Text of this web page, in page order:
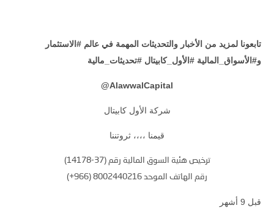
تابعونا لمزيد من الأخبار والتحديثات المهمة في عالم #الاستثمار
و#الأسواق_المالية #الأول_كابيتال #تحديثات_مالية
AlawwalCapital
@
شركة الأول كابيتال
قيمنا ،،،، ثروتننا
ترخيص هئية السوق المالية رقم (37-14178)
رقم الهاتف الموحد 8002440216 (966+)
قبل 9 أشهر